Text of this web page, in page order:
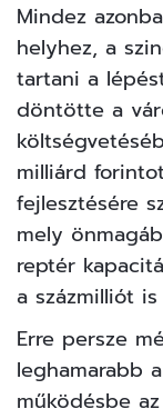
Mindez
helyhez, a
tartani a
döntötte a
milliárd
fejlesztésére
mely
reptér
a százmilliót
Erre persze
leghamarabb
működésbe